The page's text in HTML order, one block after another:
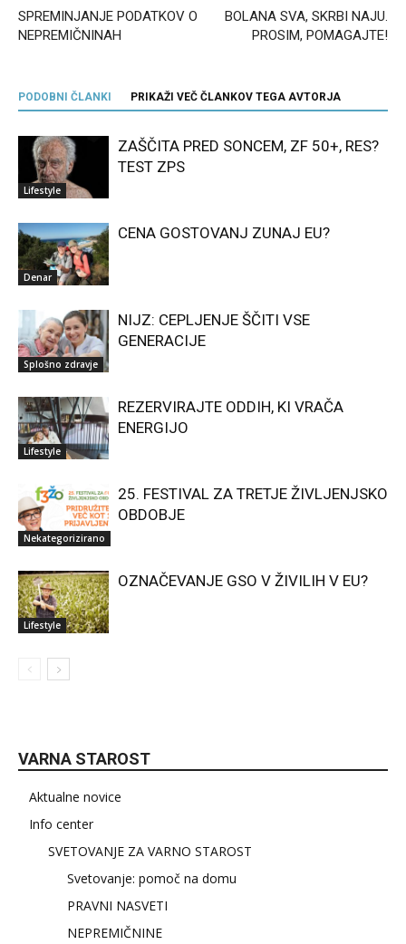
SPREMINJANJE PODATKOV O
NEPREMIČNINAH
BOLANA SVA, SKRBI NAJU.
PROSIM, POMAGAJTE!
PODOBNI ČLANKI PRIKAŽI VEČ ČLANKOV TEGA AVTORJA
Lifestyle
ZAŠČITA PRED SONCEM, ZF 50+, RES?
TEST ZPS
Denar
CENA GOSTOVANJ ZUNAJ EU?
Splošno zdravje
NIJZ: CEPLJENJE ŠČITI VSE
GENERACIJE
Lifestyle
REZERVIRAJTE ODDIH, KI VRAČA
ENERGIJO
Nekategorizirano
25. FESTIVAL ZA TRETJE ŽIVLJENJSKO
OBDOBJE
Lifestyle
OZNAČEVANJE GSO V ŽIVILIH V EU?
VARNA STAROST
Aktualne novice
Info center
SVETOVANJE ZA VARNO STAROST
Svetovanje: pomoč na domu
PRAVNI NASVETI
NEPREMIČNINE